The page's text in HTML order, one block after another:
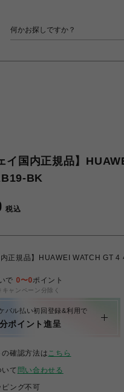
イ国内正規品】
BK
税込
内正規品】HUAWEI WATCH GT
で 0〜0ポイント
ャンペーン分除く
パル払い初回登録&利用で
ポイント進呈
確認方法はこちら
て 問い合わせる
ング不可